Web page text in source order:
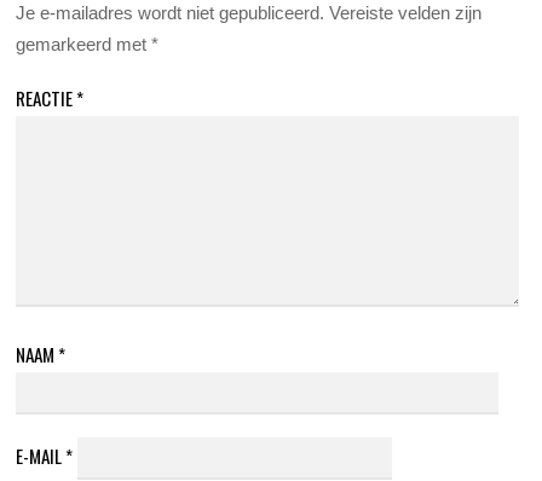
Je e-mailadres wordt niet gepubliceerd. Vereiste velden zijn
gemarkeerd met*
REACTIE*
NAAM *
E-MAIL*